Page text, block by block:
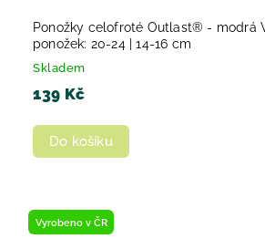
Ponožky celofroté Outlast® - modrá
ponožek: 20-24 | 14-16 cm
Skladem
139 Kč
Do košíku
Vyrobeno v ČR